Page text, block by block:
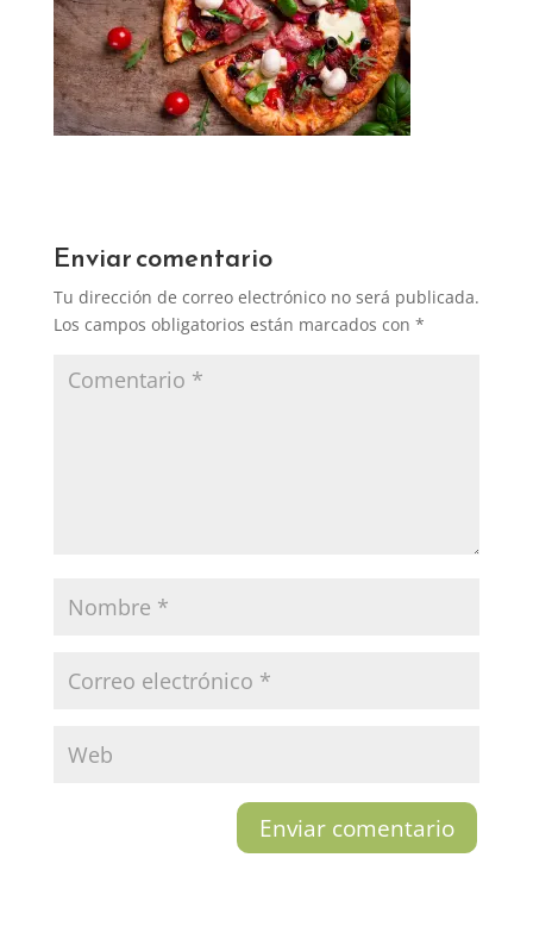
Enviar comentario
Tu dirección de correo electrónico no será publicada.
Los campos obligatorios están marcados con *